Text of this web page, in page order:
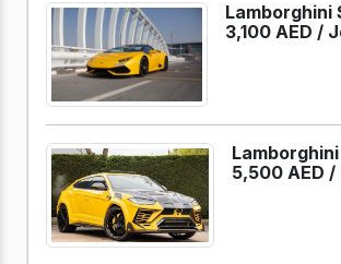
Lamborghini
3,100 AED /
5,500 AED /